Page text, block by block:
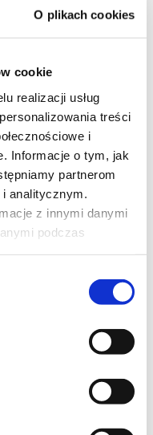
O plikach cookies
cookie
realizacji usług
treści
i
Informacje o tym, jak
partnerom
analitycznym.
z innymi danymi
podczas